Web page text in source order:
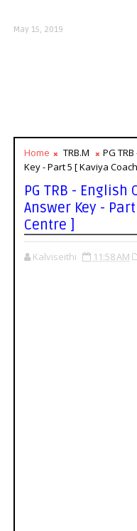
May 15, 2019
Home TRB.M
PG
Key - Part 5 [ Kaviya
PG TRB -
Answer Key -
Centre ]
Kalviseithi 11:58 AM